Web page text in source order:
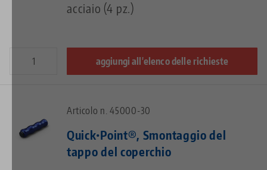
acciaio (4 pz.)
aggiungi all'elenco delle richieste
Articolo n. 45000-30
Quick•Point®, Smontaggio del
tappo del coperchio